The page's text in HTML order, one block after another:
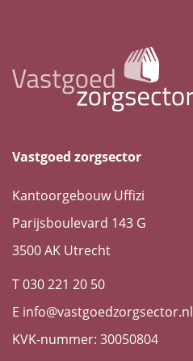
Vastgoed zorgsector
Kantoorgebouw Uffizi
Parijsboulevard 143 G
3500 AK Utrecht
T 030 221 20 50
E info@vastgoedzorgsector.nl
KVK-nummer: 30050804